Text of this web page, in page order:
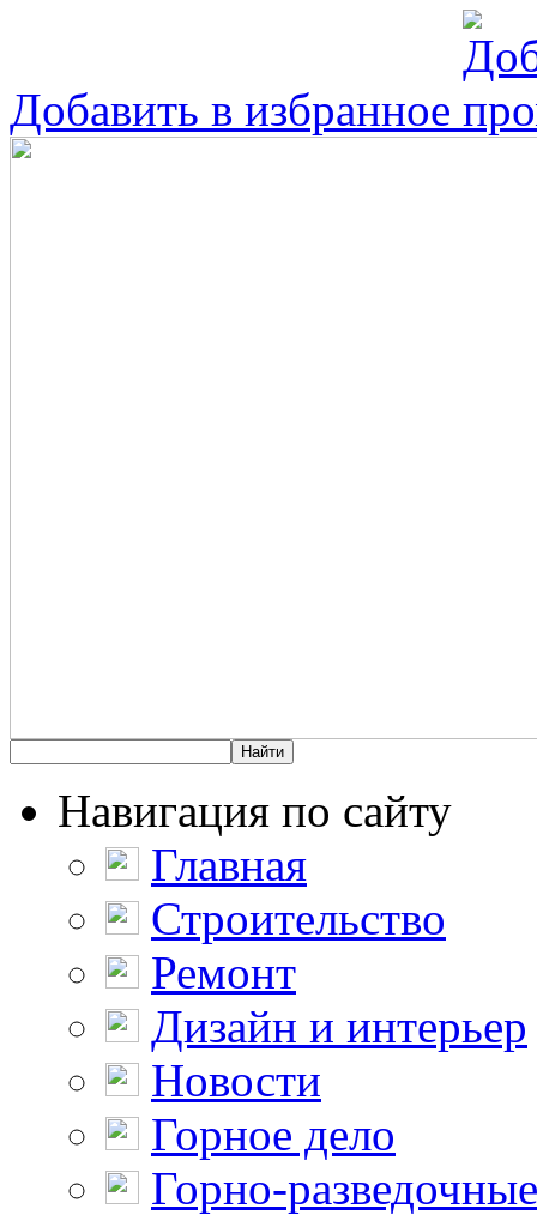
Добавить в избранное
Навигация по сайту
Главная
Строительство
Ремонт
Дизайн и интерьер
Новости
Горное дело
Горно-